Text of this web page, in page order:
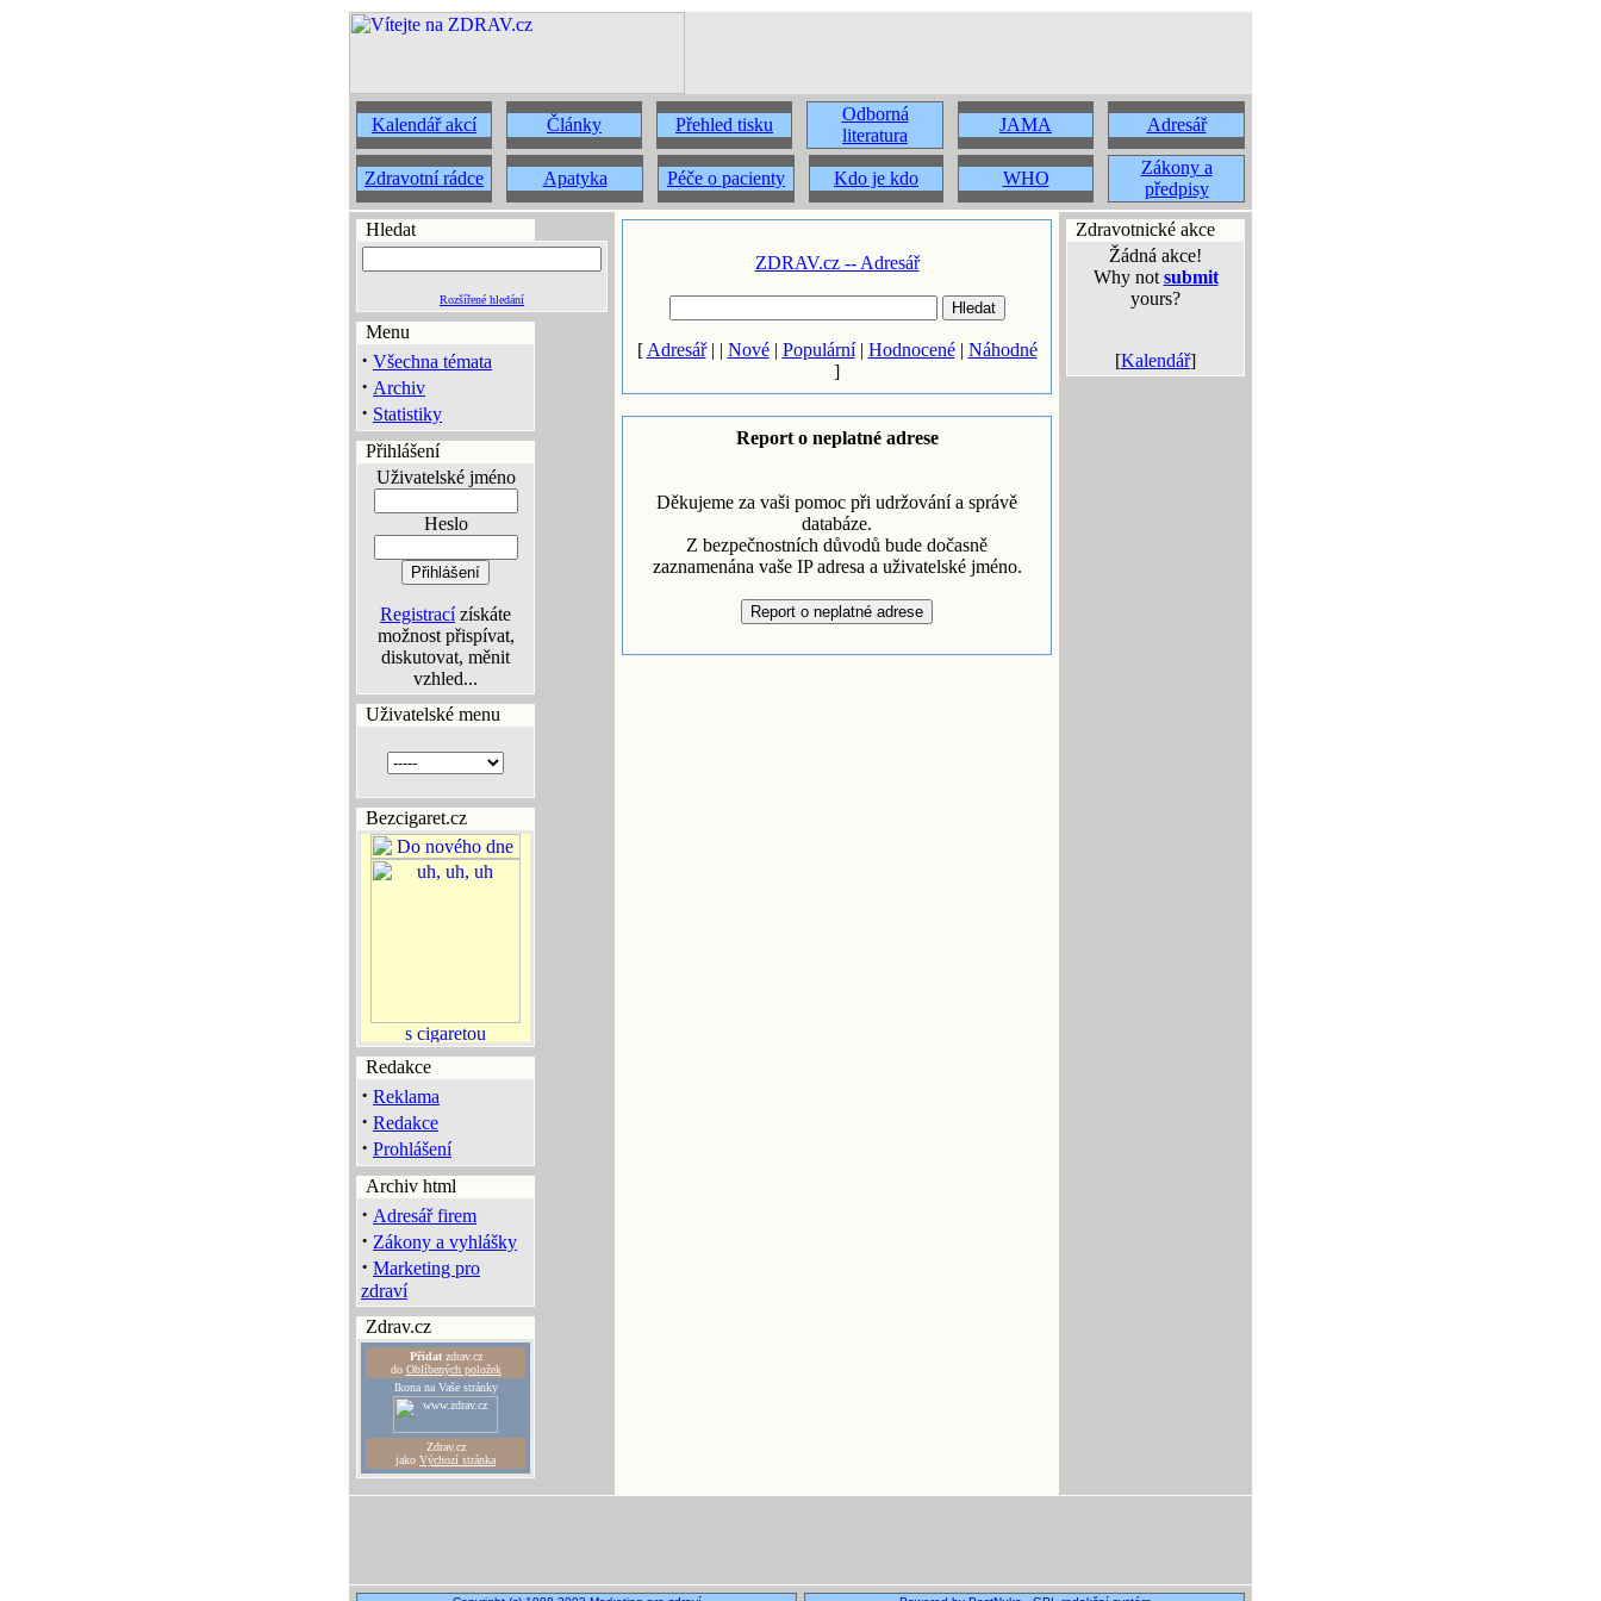
Kalendář akcí Články Přehled tisku
Odborná
literatura
JAMA Adresář
Zdravotní rádce Apatyka Péče o pacienty Kdo je kdo WHO
Zákony a
předpisy
Hledat
Rozšířené hledání
Menu
· Všechna témata
· Archiv
· Statistiky
Přihlášení
Uživatelské jméno
Heslo
Registracízískáte
možnost přispívat,
diskutovat, měnit
vzhled...
Uživatelské menu
Bezcigaret.cz
Redakce
· Reklama
· Redakce
· Prohlášení
Archiv html
· Adresář firem
· Zákony a vyhlášky
· Marketing pro
zdraví
Zdrav.cz
Přidatzdrav.cz
do Oblíbených položek
Ikona na Vaše stránky
Zdrav.cz
jako Výchozí stránka
ZDRAV.cz -- Adresář
[ Adresář| | Nové| Populární| Hodnocené| Náhodné
]
Report o neplatné adrese
Děkujeme za vaši pomoc při udržování a správě
databáze.
Z bezpečnostních důvodů bude dočasně
zaznamenána vaše IP adresa a uživatelské jméno.
Zdravotnické akce
Žádná akce!
Why not submit
yours?
[Kalendář]